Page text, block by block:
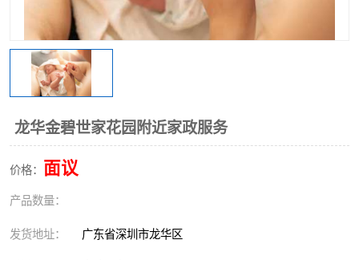
龙华金碧世家花园附近家政服务
价格： 面议
产品数量：
发货地址： 广东省深圳市龙华区